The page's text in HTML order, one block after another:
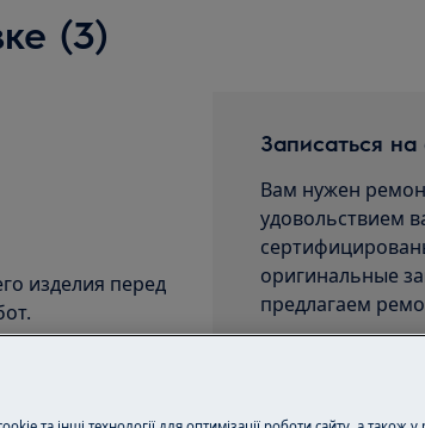
(3)
изделия перед
Записаться на
Вам нужен
удовольствием
оригинальные
предлагаем